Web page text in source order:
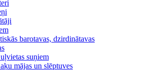
barotavas, dzirdinātavas
suņiem
mājas un slēptuves